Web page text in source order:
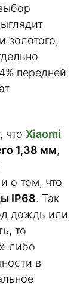
золотого,
передней
что Xiaomi
1,38 мм,
о том, что
IP68. Так
дождь или
то
либо
в